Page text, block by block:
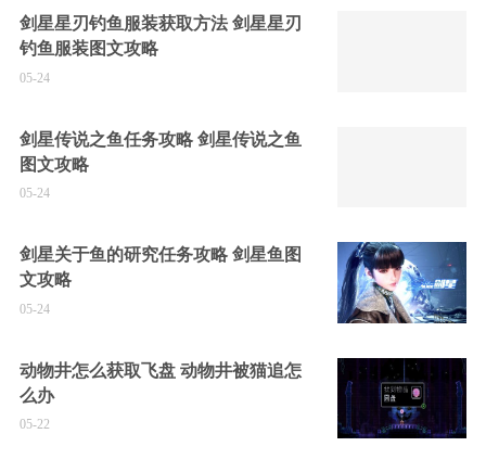
剑星星刃钓鱼服装获取方法 剑星星刃
钓鱼服装图文攻略
05-24
剑星传说之鱼任务攻略 剑星传说之鱼
图文攻略
05-24
剑星关于鱼的研究任务攻略 剑星鱼图
文攻略
05-24
动物井怎么获取飞盘 动物井被猫追怎
么办
05-22